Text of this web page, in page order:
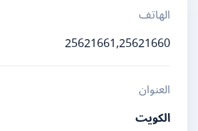
الهاتف
25621661,25621660
العنوان
الكويت